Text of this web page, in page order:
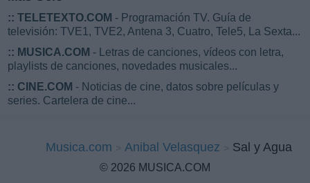
:: TELETEXTO.COM - Programación TV. Guía de
televisión: TVE1, TVE2, Antena 3, Cuatro, Tele5, La Sexta...
:: MUSICA.COM - Letras de canciones, vídeos con letra,
playlists de canciones, novedades musicales...
:: CINE.COM - Noticias de cine, datos sobre películas y
series. Cartelera de cine...
Musica.com Anibal Velasquez Sal y Agua
© 2026 MUSICA.COM